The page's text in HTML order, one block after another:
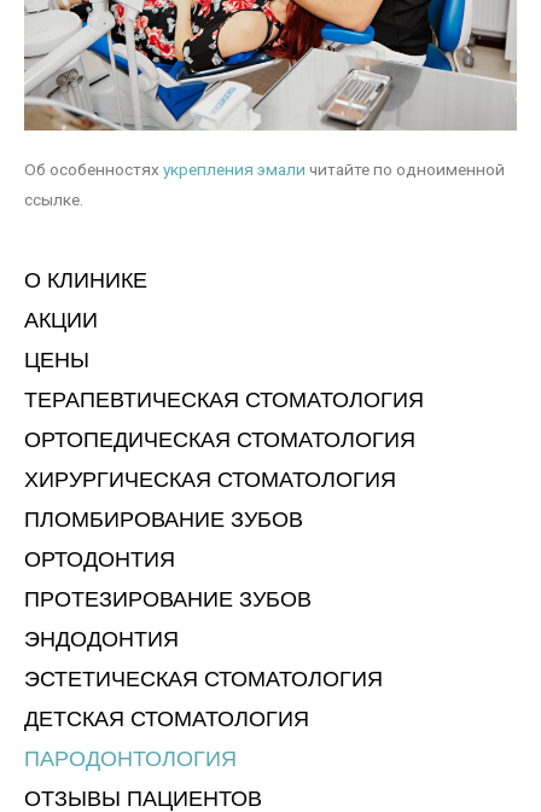
О КЛИНИКЕ
АКЦИИ
ЦЕНЫ
ТЕРАПЕВТИЧЕСКАЯ СТОМАТОЛОГИЯ
ОРТОПЕДИЧЕСКАЯ СТОМАТОЛОГИЯ
ХИРУРГИЧЕСКАЯ СТОМАТОЛОГИЯ
ПЛОМБИРОВАНИЕ ЗУБОВ
ОРТОДОНТИЯ
ПРОТЕЗИРОВАНИЕ ЗУБОВ
ЭНДОДОНТИЯ
ЭСТЕТИЧЕСКАЯ СТОМАТОЛОГИЯ
ДЕТСКАЯ СТОМАТОЛОГИЯ
ПАРОДОНТОЛОГИЯ
ОТЗЫВЫ ПАЦИЕНТОВ
Об особенностях укрепления эмали читайте по одноименной
ссылке.